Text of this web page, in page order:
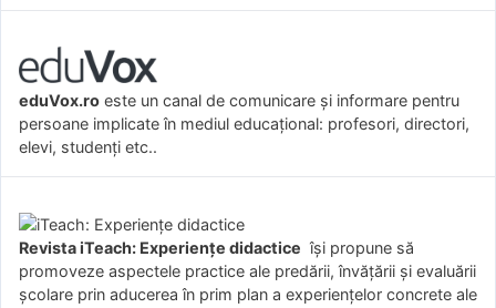
eduVox.ro este un canal de comunicare și informare pentru
persoane implicate în mediul educațional: profesori, directori,
elevi, studenți etc..
Revista iTeach: Experienţe didactice îşi propune să
promoveze aspectele practice ale predării, învăţării şi evaluării
şcolare prin aducerea în prim plan a experienţelor concrete ale